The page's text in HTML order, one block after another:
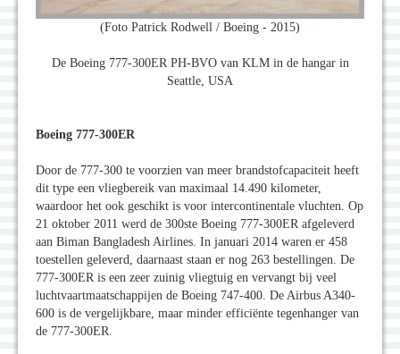
(Foto Patrick Rodwell / Boeing - 2015)
De Boeing 777-300ER PH-BVO van KLM in de hangar in
Seattle, USA
Boeing 777-300ER
Door de 777-300 te voorzien van meer brandstofcapaciteit heeft
dit type een vliegbereik van maximaal 14.490 kilometer,
waardoor het ook geschikt is voor intercontinentale vluchten. Op
21 oktober 2011 werd de 300ste Boeing 777-300ER afgeleverd
aan Biman Bangladesh Airlines. In januari 2014 waren er 458
toestellen geleverd, daarnaast staan er nog 263 bestellingen. De
777-300ER is een zeer zuinig vliegtuig en vervangt bij veel
luchtvaartmaatschappijen de Boeing 747-400. De Airbus A340-
600 is de vergelijkbare, maar minder efficiënte tegenhanger van
de 777-300ER.